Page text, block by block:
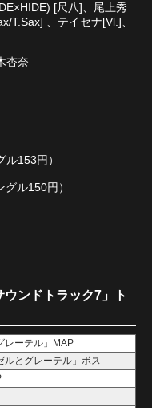
[尺八]、尾上秀
T.Sax] 、テイセナ[Vl.]、
杏奈
ル153円）
グル150円）
ウンドトラック7」ト
レーテル」MAP
ルとグレーテル」ボス